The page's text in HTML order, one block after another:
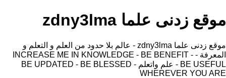
موقع زدنى علما zdny3lma
موقع زدنى علما zdny3lma - عالم بلا حدود من العلم و التعلم و
المعرفة - INCREASE ME IN KNOWLEDGE - BE BENEFIT -
BE USEFUL - علم واتعلم - BE UPDATED - BE BLESSED
WHEREVER YOU ARE